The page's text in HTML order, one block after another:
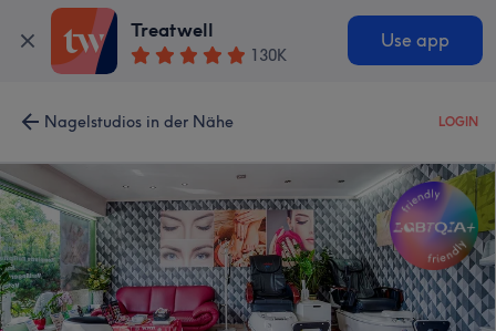
Treatwell
130K
Use app
Nagelstudios in der Nähe LOGIN